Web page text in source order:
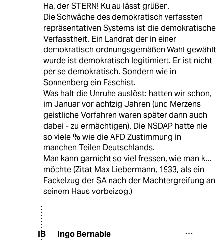
Ha, der STERN! Kujau lässt grüßen.
Die Schwäche des demokratisch verfassten
repräsentativen Systems ist die demokratische
Verfasstheit. Ein Landrat der in einer
demokratisch ordnungsgemäßen Wahl gewählt
wurde ist demokratisch legitimiert. Er ist nicht
per se demokratisch. Sondern wie in
Sonnenberg ein Faschist.
Was halt die Unruhe auslöst: hatten wir schon,
im Januar vor achtzig Jahren (und Merzens
geistliche Vorfahren waren später dann auch
dabei - zu ermächtigen). Die NSDAP hatte nie
so viele % wie die AFD Zustimmung in
manchen Teilen Deutschlands.
Man kann garnicht so viel fressen, wie man k...
möchte (Zitat Max Liebermann, 1933, als ein
Fackelzug der SA nach der Machtergreifung an
seinem Haus vorbeizog.)
IB Ingo Bernable